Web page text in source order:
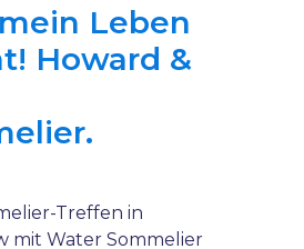
Leben
Howard &
Treffen in
mit Water Sommelier